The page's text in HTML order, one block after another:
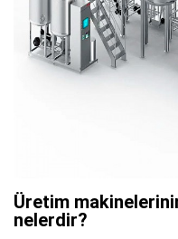
Üretim
nelerdir?